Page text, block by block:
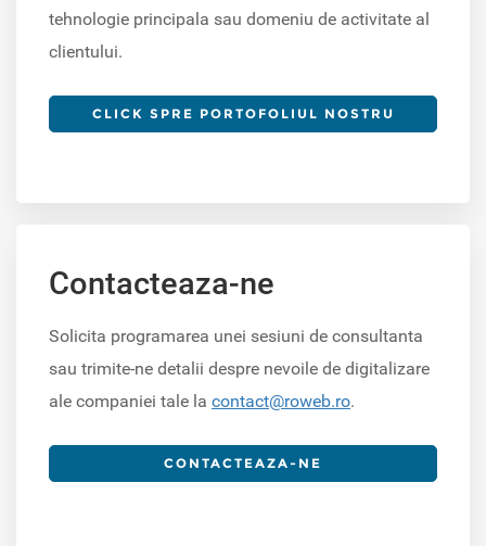
tehnologie principala sau domeniu de activitate al
clientului.
CLICK SPRE PORTOFOLIUL NOSTRU
Contacteaza-ne
Solicita programarea unei sesiuni de consultanta
sau trimite-ne detalii despre nevoile de digitalizare
ale companiei tale la contact@roweb.ro.
CONTACTEAZA-NE